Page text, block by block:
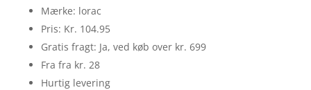
Mærke: lorac
Pris: Kr. 104.95
Gratis fragt: Ja, ved køb over kr. 699
Fra fra kr. 28
Hurtig levering